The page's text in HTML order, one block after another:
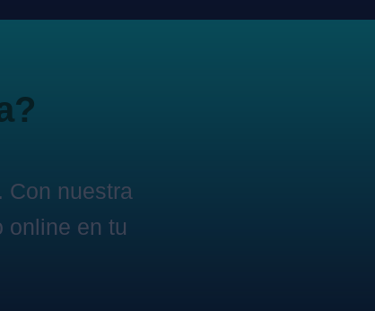
. Con nuestra
online en tu